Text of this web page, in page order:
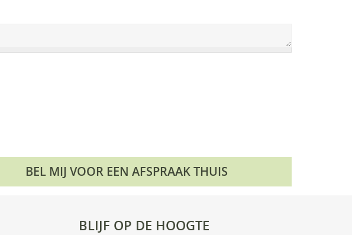
BEL MIJ VOOR EEN AFSPRAAK THUIS
BLIJF OP DE HOOGTE